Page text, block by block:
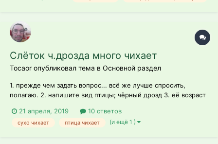
Слёток ч.дрозда много чихает
Tocaor опубликовал тема в Основной раздел
1. прежде чем задать вопрос... всё же лучше спросить,
полагаю. 2. напишите вид птицы; чёрный дрозд 3. её возраст
распишите рацион (с указанием названий кормов и
витаминных препаратов); Мешанка: куриное яйцо+варёное
21 апреля, 2019 10 ответов
сухо чихает птица чихает (и ещё 1 )